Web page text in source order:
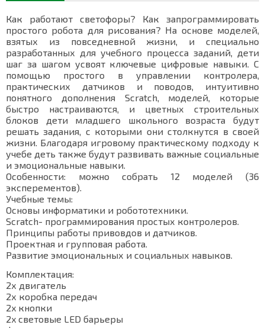
Как работают светофоры? Как запрограммировать
простого робота для рисования? На основе моделей,
взятых из повседневной жизни, и специально
разработанных для учебного процесса заданий, дети
шаг за шагом усвоят ключевые цифровые навыки. С
помощью простого в управлении контролера,
практических датчиков и поводов, интуитивно
понятного дополнения Scratch, моделей, которые
быстро настраиваются, и цветных строительных
блоков дети младшего школьного возраста будут
решать задания, с которыми они столкнутся в своей
жизни. Благодаря игровому практическому подходу к
учебе деть также будут развивать важные социальные
и эмоциональные навыки.
Особенности: можно собрать 12 моделей (36
эксперементов).
Учебные темы:
Основы информатики и робототехники.
Scratch- программирования простых контролеров.
Принципы работы привовдов и датчиков.
Проектная и групповая работа.
Развитие эмоциональных и социальных навыков.
Комплектация:
2х двигатель
2х коробка передач
2x кнопки
2x световые LED барьеры